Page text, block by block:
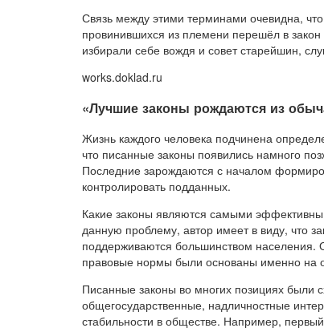
Связь между этими терминами очевидна,
провинившихся из племени перешёл в
избирали себе вождя и совет старейшин,
works.doklad.ru
«Лучшие законы рождаются из
Жизнь каждого человека подчинена
что писанные законы появились намного
Последние зарождаются с началом
контролировать подданных.
Какие законы являются самыми
данную проблему, автор имеет в виду, что
поддерживаются большинством
правовые нормы были основаны именно на
Писанные законы во многих позициях были
общегосударственные, надличностные
стабильности в обществе. Например,